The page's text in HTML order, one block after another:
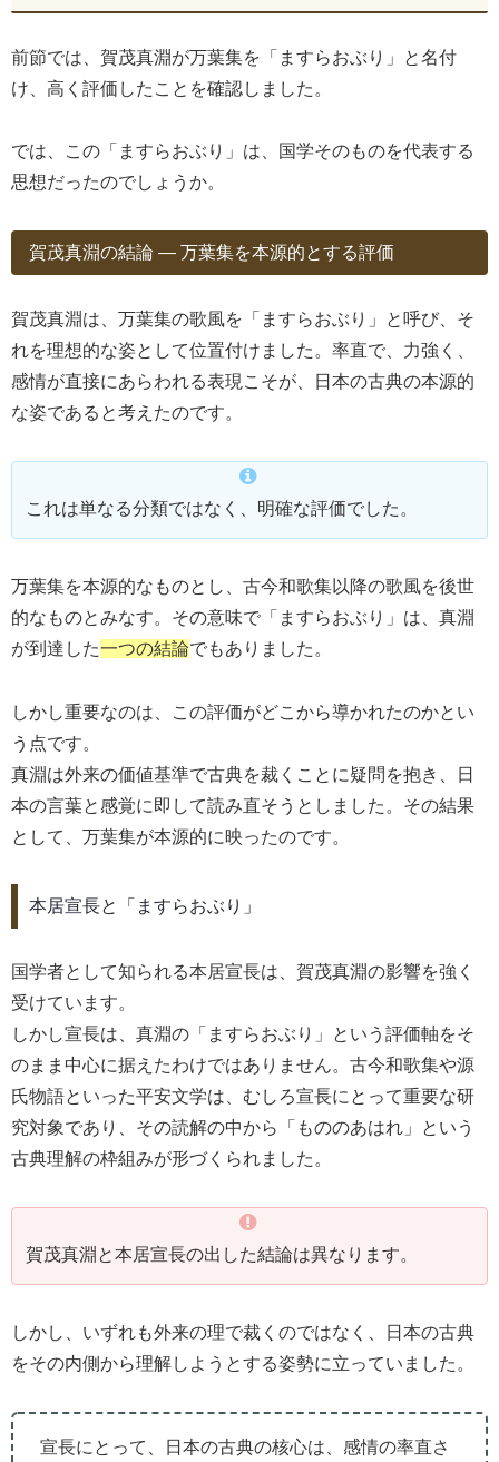
前節では、賀茂真淵が万葉集を「ますらおぶり」と名付
け、高く評価したことを確認しました。
では、この「ますらおぶり」は、国学そのものを代表する
思想だったのでしょうか。
賀茂真淵の結論 ― 万葉集を本源的とする評価
賀茂真淵は、万葉集の歌風を「ますらおぶり」と呼び、そ
れを理想的な姿として位置付けました。率直で、力強く、
感情が直接にあらわれる表現こそが、日本の古典の本源的
な姿であると考えたのです。
これは単なる分類ではなく、明確な評価でした。
万葉集を本源的なものとし、古今和歌集以降の歌風を後世
的なものとみなす。その意味で「ますらおぶり」は、真淵
が到達した一つの結論でもありました。
しかし重要なのは、この評価がどこから導かれたのかとい
う点です。
真淵は外来の価値基準で古典を裁くことに疑問を抱き、日
本の言葉と感覚に即して読み直そうとしました。その結果
として、万葉集が本源的に映ったのです。
本居宣長と「ますらおぶり」
国学者として知られる本居宣長は、賀茂真淵の影響を強く
受けています。
しかし宣長は、真淵の「ますらおぶり」という評価軸をそ
のまま中心に据えたわけではありません。古今和歌集や源
氏物語といった平安文学は、むしろ宣長にとって重要な研
究対象であり、その読解の中から「もののあはれ」という
古典理解の枠組みが形づくられました。
賀茂真淵と本居宣長の出した結論は異なります。
しかし、いずれも外来の理で裁くのではなく、日本の古典
をその内側から理解しようとする姿勢に立っていました。
宣長にとって、日本の古典の核心は、感情の率直さ